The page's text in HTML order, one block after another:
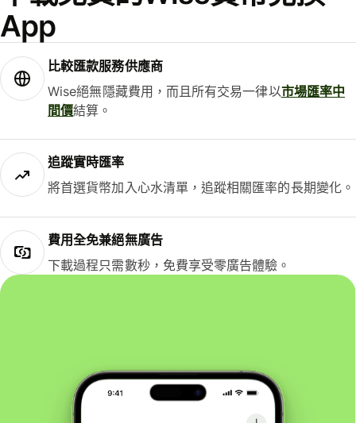
App
比較匯款服務供應商
Wise絕無隱藏費用，而且所有交易一律以市場匯率中
間價結算。
追蹤實時匯率
將首選貨幣加入心水清單，追蹤相關匯率的長期變化。
費用全免兼絕無廣告
下載過程只需數秒，免費享受零廣告體驗。